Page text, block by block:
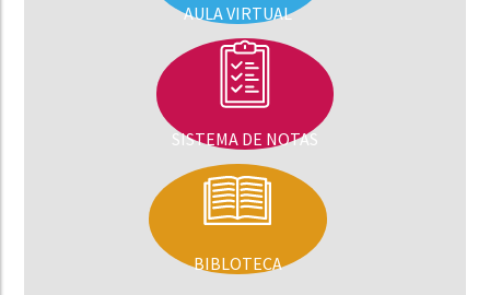
AULA VIRTUAL
SISTEMA DE NOTAS
BIBLOTECA